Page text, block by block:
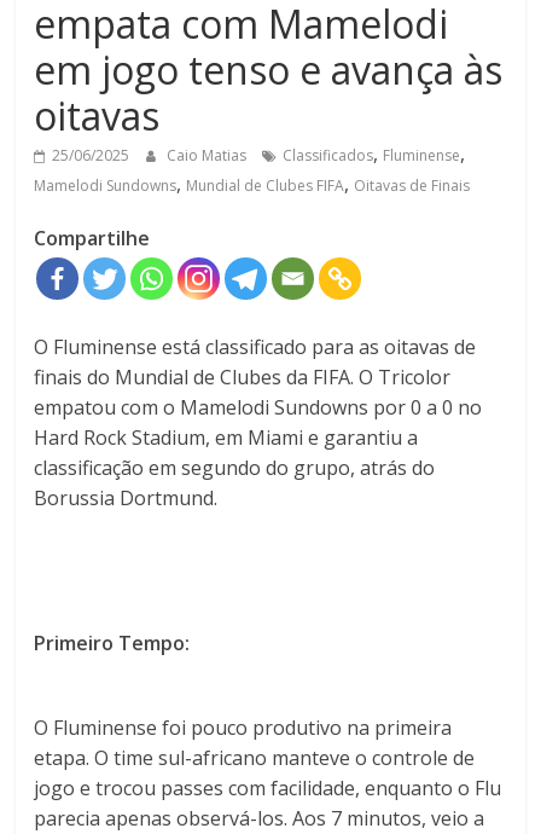
empata com Mamelodi
em jogo tenso e avança às
oitavas
25/06/2025 Caio Matias Classificados, Fluminense,
Mamelodi Sundowns, Mundial de Clubes FIFA, Oitavas de Finais
Compartilhe
O Fluminense está classificado para as oitavas de
finais do Mundial de Clubes da FIFA. O Tricolor
empatou com o Mamelodi Sundowns por 0 a 0 no
Hard Rock Stadium, em Miami e garantiu a
classificação em segundo do grupo, atrás do
Borussia Dortmund.
Primeiro Tempo:
O Fluminense foi pouco produtivo na primeira
etapa. O time sul-africano manteve o controle de
jogo e trocou passes com facilidade, enquanto o Flu
parecia apenas observá-los. Aos 7 minutos, veio a